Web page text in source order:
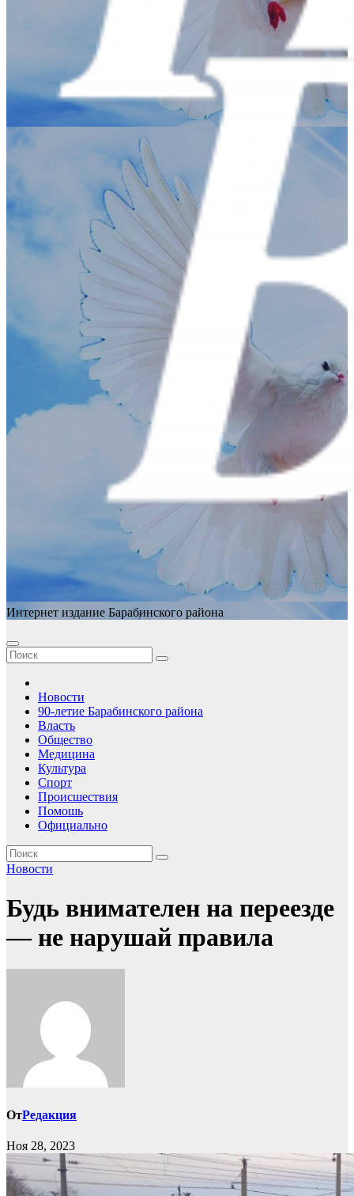
Интернет издание Барабинского района
Новости
90-летие Барабинского района
Власть
Общество
Медицина
Культура
Спорт
Происшествия
Помошь
Официально
Новости
Будь внимателен на переезде
— не нарушай правила
ОтРедакция
Ноя 28, 2023